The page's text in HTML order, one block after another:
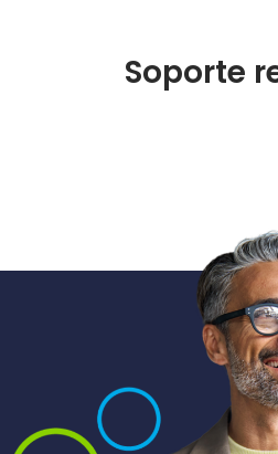
Soporte